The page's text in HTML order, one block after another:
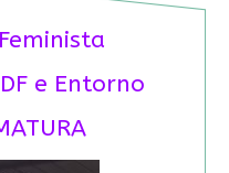
e Entorno